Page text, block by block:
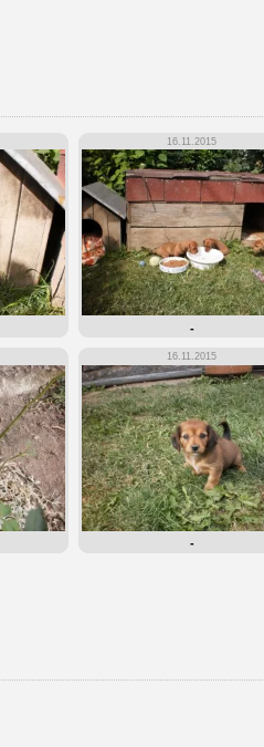
16.11.2015
-
16.11.2015
-